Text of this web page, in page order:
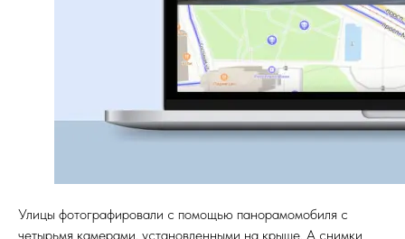
Улицы фотографировали с помощью панорамомобиля с
четырьмя камерами, установленными на крыше. А снимки